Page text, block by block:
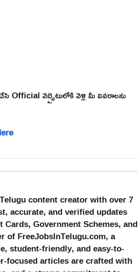
Official వెబ్సైటులోకి వెళ్లి మీ వివరాలను
content creator with over 7
accurate, and verified updates
Government Schemes, and
of FreeJobsInTelugu.com, a
student-friendly, and easy-to-
focused articles are crafted with